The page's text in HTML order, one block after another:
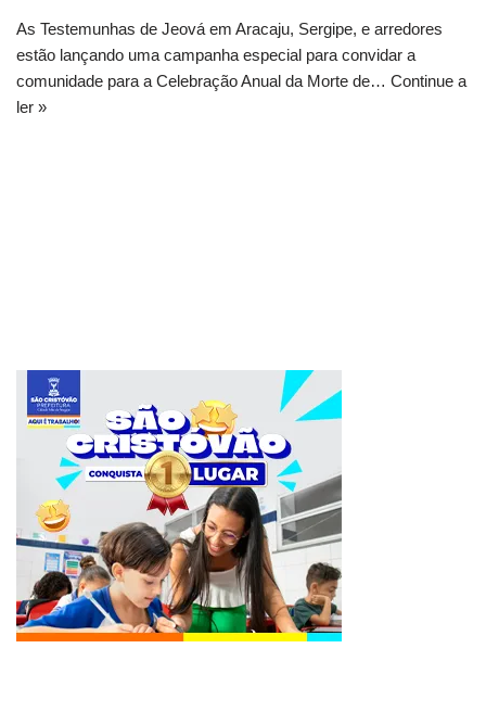
As Testemunhas de Jeová em Aracaju, Sergipe, e arredores
estão lançando uma campanha especial para convidar a
comunidade para a Celebração Anual da Morte de… Continue a
ler »